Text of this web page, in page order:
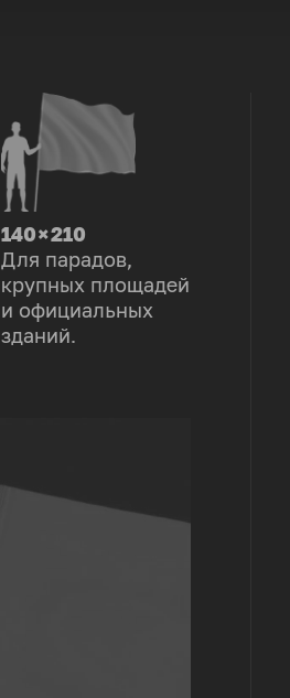
140 × 210
Для парадов,
крупных площадей
и официальных
зданий.